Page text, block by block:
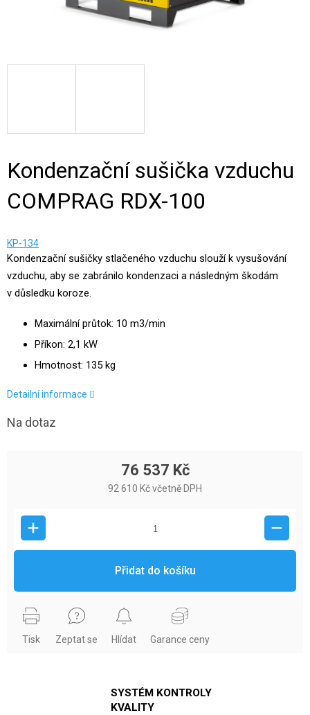
Kondenzační sušička vzduchu
COMPRAG RDX-100
KP-134
Kondenzační sušičky stlačeného vzduchu slouží k vysušování
vzduchu, aby se zabránilo kondenzaci a následným škodám
v důsledku koroze.
Maximální průtok: 10 m3/min
Příkon: 2,1 kW
Hmotnost: 135 kg
Detailní informace
Na dotaz
76 537 Kč
92 610 Kč včetně DPH
Přidat do košíku
Tisk Zeptat se Hlídat Garance ceny
SYSTÉM KONTROLY
KVALITY